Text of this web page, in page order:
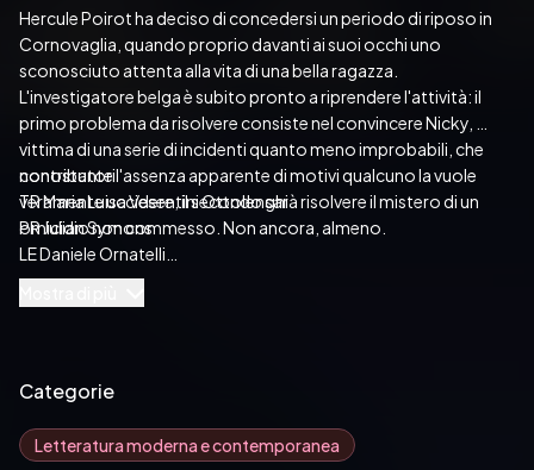
Hercule Poirot ha deciso di concedersi un periodo di riposo in
Cornovaglia, quando proprio davanti ai suoi occhi uno
sconosciuto attenta alla vita di una bella ragazza.
L'investigatore belga è subito pronto a riprendere l'attività: il
primo problema da risolvere consiste nel convincere Nicky,
vittima di una serie di incidenti quanto meno improbabili, che
nonostante l'assenza apparente di motivi qualcuno la vuole
veramente uccidere; il secondo sarà risolvere il mistero di un
omicidio non commesso. Non ancora, almeno.
contributori
TR Maria Luisa Vesentini Ottolenghi
PR Julian Symons
LE Daniele Ornatelli
Categorie
Letteratura moderna e contemporanea